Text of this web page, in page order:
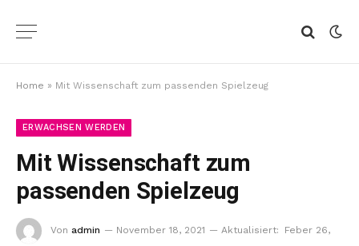
Home » Mit Wissenschaft zum passenden Spielzeug
ERWACHSEN WERDEN
Mit Wissenschaft zum
passenden Spielzeug
Von admin November 18, 2021 Aktualisiert:
Feber 26,